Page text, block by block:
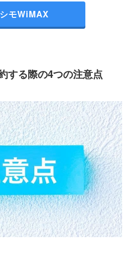
モWiMAX
する際の4つの注意点